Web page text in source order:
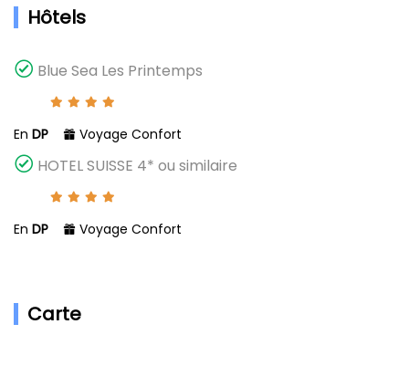
Hôtels
Blue Sea Les Printemps
En DP Voyage Confort
HOTEL SUISSE 4* ou similaire
En DP Voyage Confort
Carte